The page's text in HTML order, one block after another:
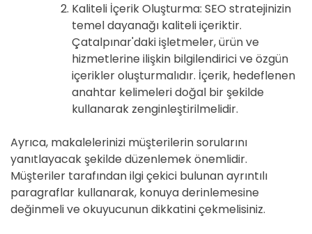
Kaliteli İçerik Oluşturma: SEO stratejinizin
temel dayanağı kaliteli içeriktir.
Çatalpınar'daki işletmeler, ürün ve
hizmetlerine ilişkin bilgilendirici ve özgün
içerikler oluşturmalıdır. İçerik, hedeflenen
anahtar kelimeleri doğal bir şekilde
kullanarak zenginleştirilmelidir.
Ayrıca, makalelerinizi müşterilerin sorularını
yanıtlayacak şekilde düzenlemek önemlidir.
Müşteriler tarafından ilgi çekici bulunan ayrıntılı
paragraflar kullanarak, konuya derinlemesine
değinmeli ve okuyucunun dikkatini çekmelisiniz.